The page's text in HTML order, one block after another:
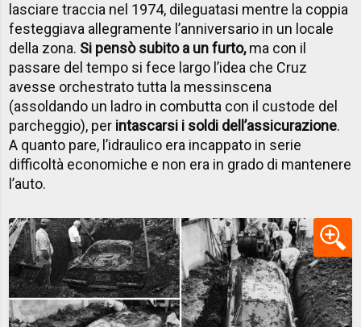
lasciare traccia nel 1974, dileguatasi mentre la coppia
festeggiava allegramente l’anniversario in un locale
della zona. Si pensò subito a un furto,ma con il
passare del tempo si fece largo l’idea che Cruz
avesse orchestrato tutta la messinscena
(assoldando un ladro in combutta con il custode del
parcheggio), per intascarsi i soldi dell’assicurazione.
A quanto pare, l’idraulico era incappato in serie
difficoltà economiche e non era in grado di mantenere
l’auto.